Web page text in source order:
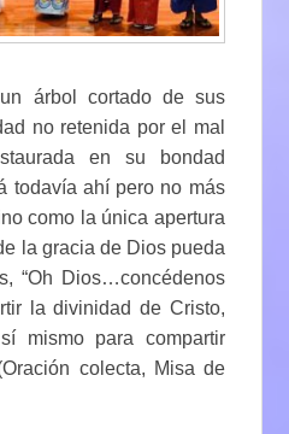
árbol cortado de sus
no retenida por el mal
en su bondad
todavía ahí pero no más
como la única apertura
la gracia de Dios pueda
“Oh Dios…concédenos
la divinidad de Cristo,
mismo para compartir
colecta, Misa de